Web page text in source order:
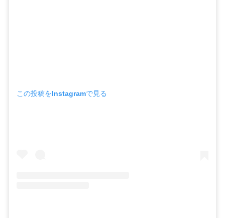
この投稿をInstagramで見る